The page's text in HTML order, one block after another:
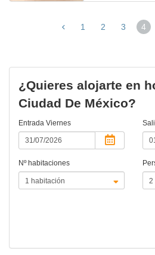
1 2 3 4
¿Quieres alojarte en
Ciudad De México?
Entrada Viernes
Nº habitaciones